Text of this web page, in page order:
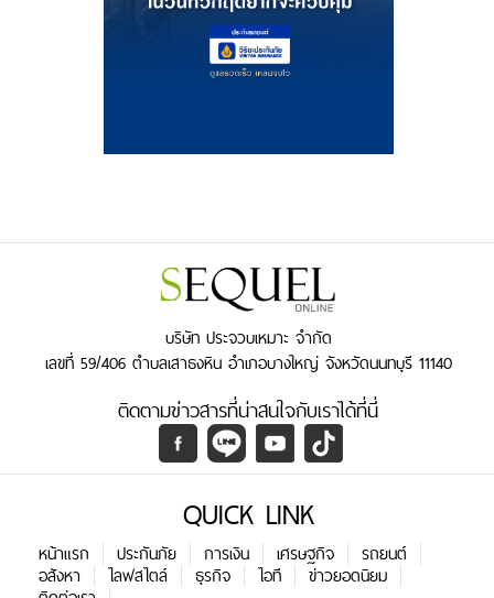
บริษัท ประจวบเหมาะ จำกัด
เลขที่ 59/406 ตำบลเสาธงหิน อำเภอบางใหญ่ จังหวัดนนทบุรี 11140
ติดตามข่าวสารที่น่าสนใจกับเราได้ที่นี่
QUICK LINK
หน้าแรก ประกันภัย การเงิน เศรษฐกิจ
รถยนต์
อสังหา
ไลฟสไตล์ ธุรกิจ ไอที
ข่าวยอดนิยม